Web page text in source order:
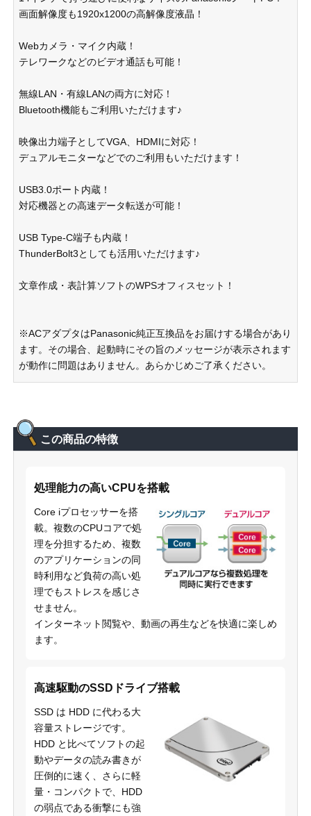
画面解像度も1920x1200の高解像度液晶！
Webカメラ・マイク内蔵！
テレワークなどのビデオ通話も可能！
無線LAN・有線LANの両方に対応！
Bluetooth機能もご利用いただけます♪
映像出力端子としてVGA、HDMIに対応！
デュアルモニターなどでのご利用もいただけます！
USB3.0ポート内蔵！
対応機器との高速データ転送が可能！
USB Type-C端子も内蔵！
ThunderBolt3としても活用いただけます♪
文章作成・表計算ソフトのWPSオフィスセット！
※ACアダプタはPanasonic純正互換品をお届けする場合があり
ます。その場合、起動時にその旨のメッセージが表示されます
が動作に問題はありません。あらかじめご了承ください。
この商品の特徴
処理能力の高いCPUを搭載
Core iプロセッサーを搭
載。複数のCPUコアで処
理を分担するため、複数
のアプリケーションの同
時利用など負荷の高い処
理でもストレスを感じさ
せません。
インターネット閲覧や、動画の再生などを快適に楽しめ
ます。
高速駆動のSSDドライブ搭載
SSD は HDD に代わる大
容量ストレージです。
HDD と比べてソフトの起
動やデータの読み書きが
圧倒的に速く、さらに軽
量・コンパクトで、HDD
の弱点である衝撃にも強